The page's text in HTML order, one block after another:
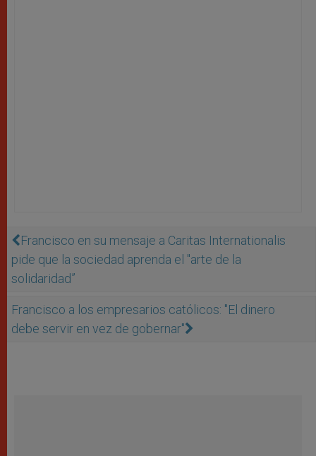
Francisco en su mensaje a Caritas Internationalis
pide que la sociedad aprenda el "arte de la
solidaridad”
Francisco a los empresarios católicos: "El dinero
debe servir en vez de gobernar"